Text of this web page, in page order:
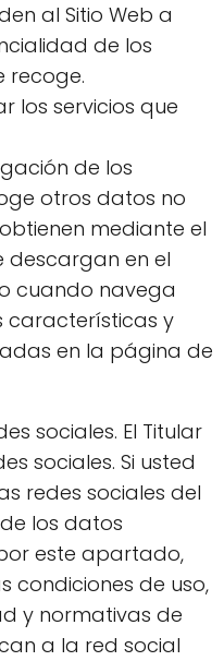
al Sitio Web a
de los
recoge.
los servicios que
de los
otros datos no
mediante el
descargan en el
cuando navega
características y
en la página de
sociales. El Titular
sociales. Si usted
redes sociales del
los datos
este apartado,
condiciones de uso,
y normativas de
a la red social